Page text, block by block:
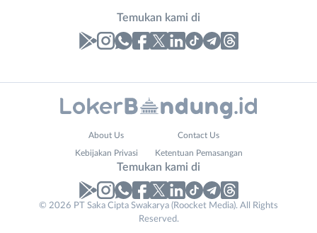
Temukan kami di
Lowongan
No. Telp /
About Us Contact Us
Kebijakan Privasi Ketentuan Pemasangan
Temukan kami di
© 2026 PT Saka Cipta Swakarya (Roocket Media). All Rights
Reserved.